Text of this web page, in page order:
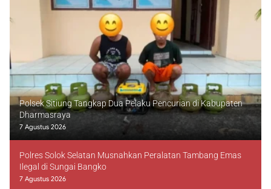
Polsek Sitiung Tangkap Dua Pelaku Pencurian di Kabupaten
Dharmasraya
7 Agustus 2026
Polres Solok Selatan Musnahkan Peralatan Tambang Emas
Ilegal di Sungai Bangko
7 Agustus 2026